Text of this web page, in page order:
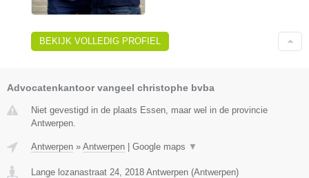
BEKIJK VOLLEDIG PROFIEL
Advocatenkantoor vangeel christophe bvba
Niet gevestigd in de plaats Essen, maar wel in de provincie
Antwerpen.
Antwerpen » Antwerpen Google maps ▼
Lange lozanastraat 24 2018 Antwerpen (Antwerpen)